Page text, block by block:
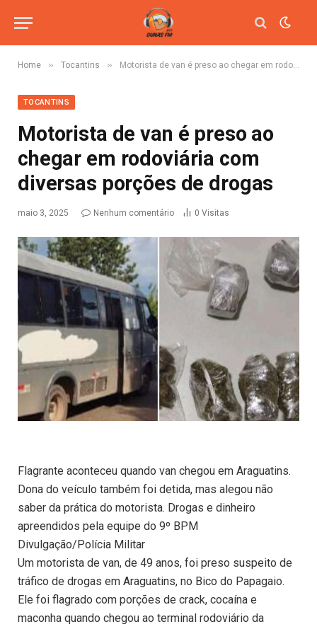
Home » Tocantins » Motorista de van é preso ao chegar em rodoviária com diversas porções de drogas
TOCANTINS
Motorista de van é preso ao
chegar em rodoviária com
diversas porções de drogas
maio 3, 2025 Nenhum comentário 0 Visitas
Flagrante aconteceu quando van chegou em Araguatins.
Dona do veículo também foi detida, mas alegou não
saber da prática do motorista. Drogas e dinheiro
apreendidos pela equipe do 9º BPM
Divulgação/Polícia Militar
Um motorista de van, de 49 anos, foi preso suspeito de
tráfico de drogas em Araguatins, no Bico do Papagaio.
Ele foi flagrado com porções de crack, cocaína e
maconha quando chegou ao terminal rodoviário da